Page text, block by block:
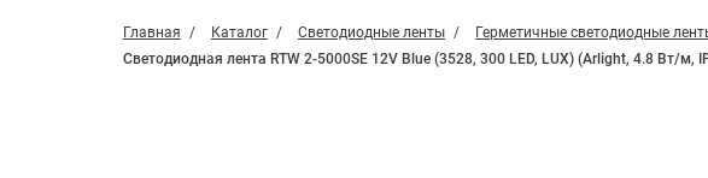
Главная Каталог Светодиодные ленты Герметичные светодиодные
Светодиодная лента RTW 2-5000SE 12V Blue (3528, 300 LED, LUX) (Arlight, 4.8 Вт/м,